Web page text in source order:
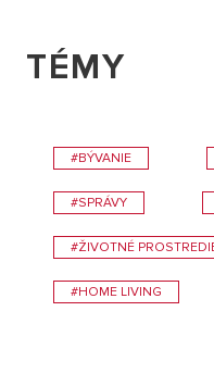
TÉMY
#BÝVANIE
#SPRÁVY
#ŽIVOTNÉ
#HOME LIVING